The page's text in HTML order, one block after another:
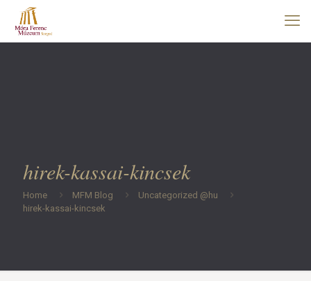
hirek-kassai-kincsek
Home MFM Blog
Uncategorized @hu
hirek-kassai-kincsek